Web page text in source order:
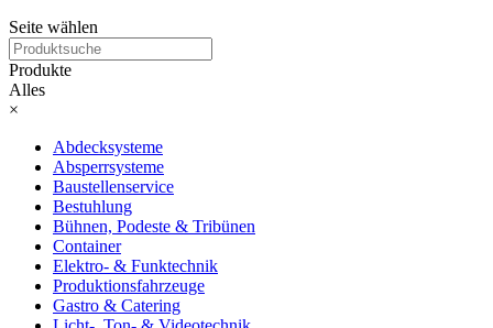
Seite wählen
Produkte
Alles
×
Abdecksysteme
Absperrsysteme
Baustellenservice
Bestuhlung
Bühnen, Podeste & Tribünen
Container
Elektro- & Funktechnik
Produktionsfahrzeuge
Gastro & Catering